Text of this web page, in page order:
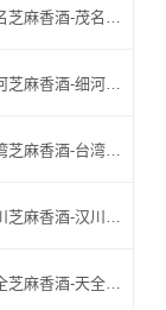
茂名芝麻香酒-茂名名酒-茂名小北门_茂名芝麻香酒厂家
细河芝麻香酒-细河名酒-细河小北门_细河芝麻香酒厂家
台湾芝麻香酒-台湾名酒-台湾小北门_台湾芝麻香酒厂家
汉川芝麻香酒-汉川名酒-汉川小北门_汉川芝麻香酒厂家
天全芝麻香酒-天全名酒-天全小北门_天全芝麻香酒厂家